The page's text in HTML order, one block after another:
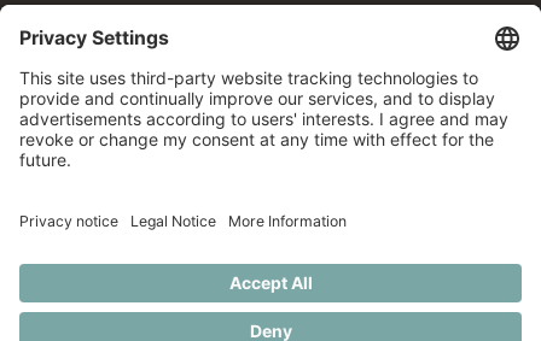
White Label Advisory GmbH
Shanghaiallee 9
20457 Hamburg
info@whitelabeladvisory.de
© 2026 White Label Advisory. Alle Rechte vorbehalten.